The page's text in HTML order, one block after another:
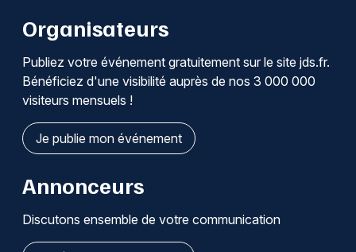
Organisateurs
Publiez votre événement gratuitement sur le site jds.fr.
Bénéficiez d'une visibilité auprès de nos 3 000 000
visiteurs mensuels !
Je publie mon événement
Annonceurs
Discutons ensemble de votre communication